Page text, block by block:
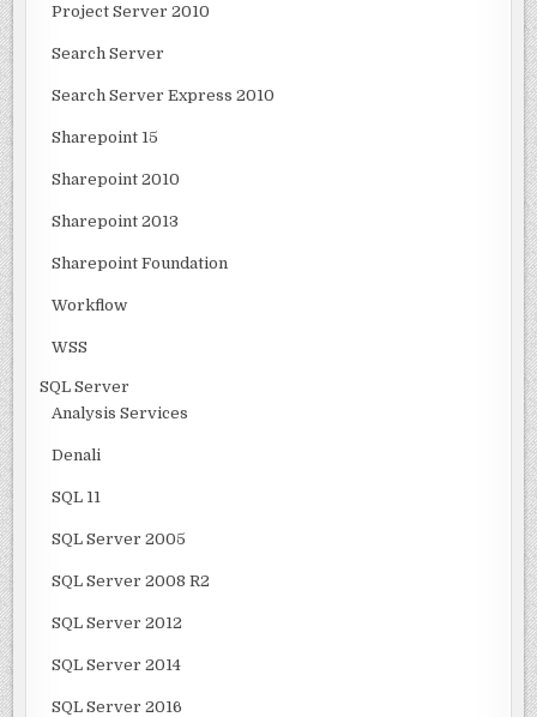
Project Server 2010
Search Server
Search Server Express 2010
Sharepoint 15
Sharepoint 2010
Sharepoint 2013
Sharepoint Foundation
Workflow
WSS
SQL Server
Analysis Services
Denali
SQL 11
SQL Server 2005
SQL Server 2008 R2
SQL Server 2012
SQL Server 2014
SQL Server 2016